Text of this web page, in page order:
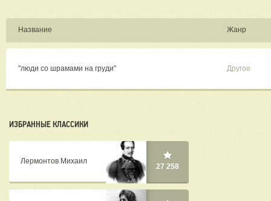
Название Жанр
"люди со шрамами на груди" Другое
ИЗБРАННЫЕ КЛАССИКИ
Лермонтов Михаил
27 258